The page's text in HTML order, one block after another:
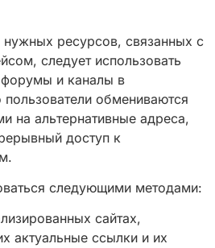
ресурсов, связанных с
следует использовать
и каналы в
обмениваются
на альтернативные адреса,
доступ к
следующими методами:
сайтах,
актуальные ссылки и их